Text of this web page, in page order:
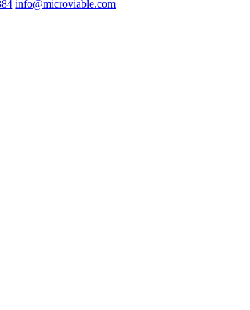
info@microviable.com